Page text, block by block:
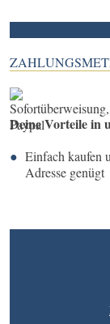
Deine Vorteile in
Einfach kaufen
Adresse genügt